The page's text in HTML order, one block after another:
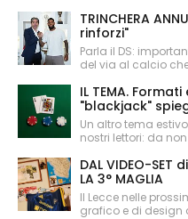
TRINCHERA
rinforzi"
Parla il DS:
del via al calcio
IL TEMA.
"blackjack"
Un altro tema
nostri lettori: da
DAL VIDEO-SET
LA 3° MAGLIA
Il Lecce nelle
grafico e di design